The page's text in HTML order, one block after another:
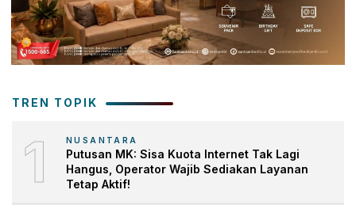
TREN TOPIK
1 NUSANTARA
Putusan MK: Sisa Kuota Internet Tak Lagi
Hangus, Operator Wajib Sediakan Layanan
Tetap Aktif!